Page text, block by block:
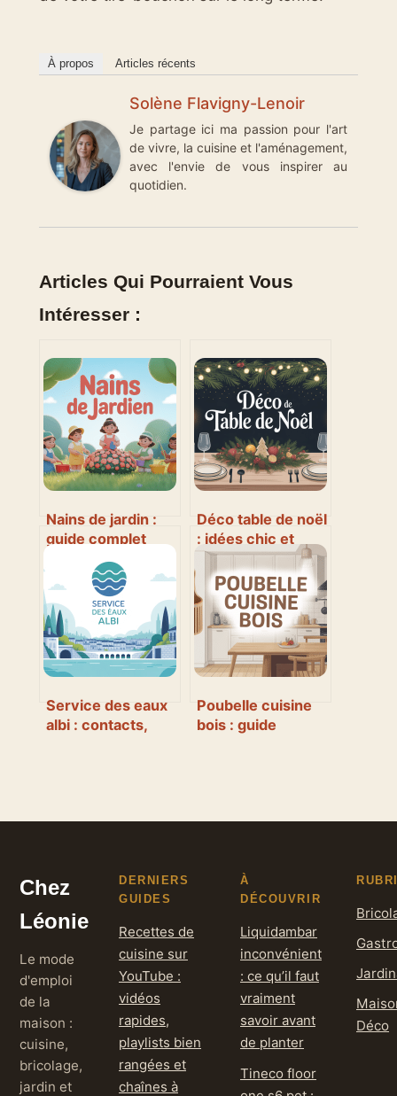
À propos Articles récents
Solène Flavigny-Lenoir
Je partage ici ma passion pour l'art
de vivre, la cuisine et l'aménagement,
avec l'envie de vous inspirer au
quotidien.
Articles Qui Pourraient Vous
Intéresser :
Nains de jardin :
guide complet
pour choisir,
installer et
entretenir vos
décorations
extérieures
Déco table de noël
: idées chic et
faciles pour une
ambiance magique
Service des eaux
albi : contacts,
Poubelle cuisine
bois : guide
Chez
Léonie
Le mode
d'emploi
de la
maison :
cuisine,
bricolage,
jardin et
DERNIERS
GUIDES
Recettes de
cuisine sur
YouTube :
vidéos
rapides,
playlists bien
rangées et
chaînes à
À
DÉCOUVRIR
Liquidambar
inconvénient
: ce qu’il faut
vraiment
savoir avant
de planter
Tineco floor
Déco